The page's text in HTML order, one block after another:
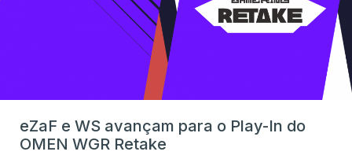
eZaF e WS avançam para o Play-In do
OMEN WGR Retake